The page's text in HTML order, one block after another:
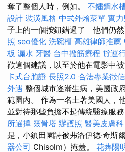
奪了整個人時，例如。 不鏽鋼水
設計 裝潢風格 中式外燴菜單 實
子上的一個按鈕錯過了，他們仍
照 seo優化 洗碗槽 高雄律師推薦
板 漏水 牙醫 台中撥筋療程 貨運
歡這個建議，以至於他在電影中被
卡式台胞證 長照2.0 合法專業徵
外遇 整個城市逐漸生病，美國政
範圍內。 作為一名土著美國人，
並對待那些負擔不起傳統醫療服務
所選擇 靈骨塔 辦護照 醫美皮膚科
是，小鎮田園詩被弗洛伊德·奇斯
器公司 Chisolm）掩蓋。 花葬陽